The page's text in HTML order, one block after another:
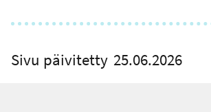
Sivu päivitetty 25.06.2026